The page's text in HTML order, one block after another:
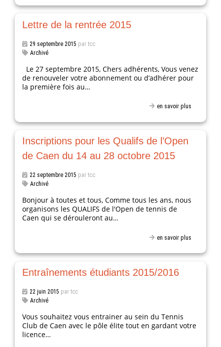
Lettre de la rentrée 2015
29 septembre 2015 par tcc
Archivé
Le 27 septembre 2015, Chers adhérents, Vous venez
de renouveler votre abonnement ou d’adhérer pour
la première fois au…
en savoir plus
Inscriptions pour les Qualifs de l’Open
de Caen du 14 au 28 octobre 2015
22 septembre 2015 par tcc
Archivé
Bonjour à toutes et tous, Comme tous les ans, nous
organisons les QUALIFS de l'Open de tennis de
Caen qui se dérouleront au…
en savoir plus
Entraînements étudiants 2015/2016
22 juin 2015 par tcc
Archivé
Vous souhaitez vous entrainer au sein du Tennis
Club de Caen avec le pôle élite tout en gardant votre
licence…